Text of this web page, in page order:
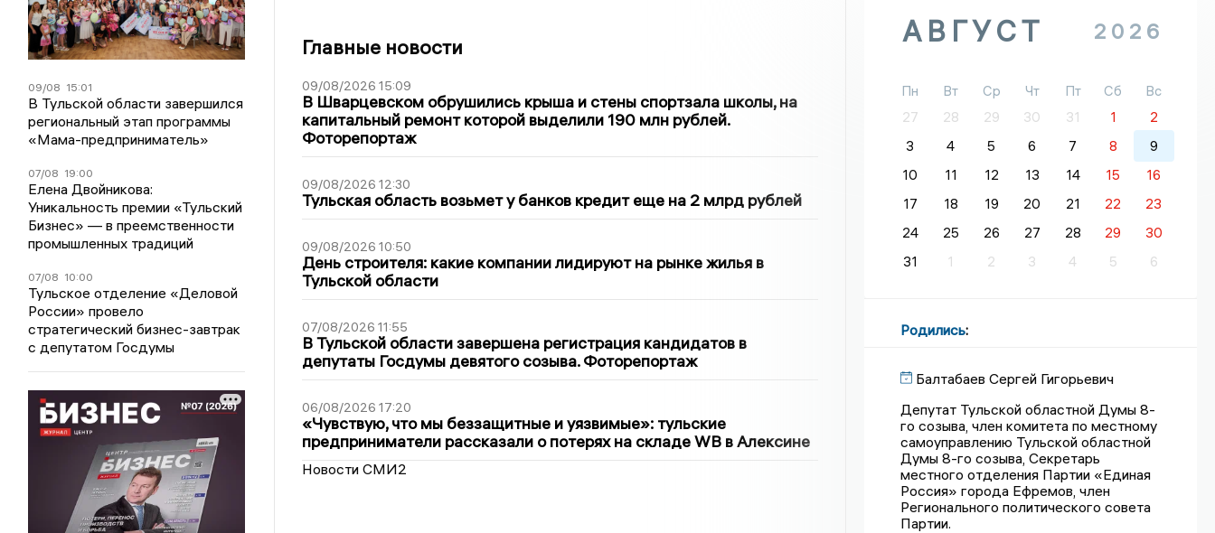
09/08 15:01
В Тульской области завершился
региональный этап программы
«Мама-предприниматель»
07/08 19:00
Елена Двойникова:
Уникальность премии «Тульский
Бизнес» — в преемственности
промышленных традиций
07/08 10:00
Тульское отделение «Деловой
России» провело
стратегический бизнес-завтрак
с депутатом Госдумы
Главные новости
09/08/2026 15:09
В Шварцевском обрушились крыша и стены спортзала школы, на
капитальный ремонт которой выделили 190 млн рублей.
Фоторепортаж
09/08/2026 12:30
Тульская область возьмет у банков кредит еще на 2 млрд рублей
09/08/2026 10:50
День строителя: какие компании лидируют на рынке жилья в
Тульской области
07/08/2026 11:55
В Тульской области завершена регистрация кандидатов в
депутаты Госдумы девятого созыва. Фоторепортаж
06/08/2026 17:20
«Чувствую, что мы беззащитные и уязвимые»: тульские
предприниматели рассказали о потерях на складе WB в Алексине
Новости СМИ2
АВГУСТ 2026
Пн Вт Ср Чт Пт Сб
Вс
27
28 29 30 31 1
2
3
4 5 6 7 8
9
10
11 12 13 14 15
16
17
18 19 20 21 22
23
24
25 26 27 28 29
30
31
1 2 3 4 5 6
Родились:
Балтабаев Сергей Гигорьевич
Депутат Тульской областной Думы 8-
го созыва, член комитета по местному
самоуправлению Тульской областной
Думы 8-го созыва, Секретарь
местного отделения Партии «Единая
Россия» города Ефремов, член
Регионального политического совета
Партии.